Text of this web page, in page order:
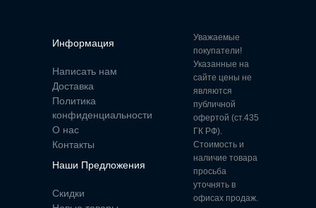
Информация
Написать нам
Доставка
Политика
конфиденциальности
О нас
Контакты
Наши Предложения
Скидки
Уважаемые
покупатели!
Указанные на
сайте цены не
являются
публичной
офертой (ст.435
ГК РФ).
Стоимость и
наличие товара
просьба
уточнять в
офисах продаж.